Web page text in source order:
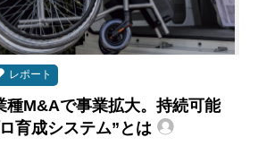
レポート
種M&Aで事業拡大。持続可能
育成システム”とは